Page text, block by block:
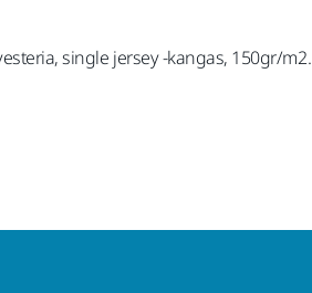
single jersey -kangas, 150gr/m2.